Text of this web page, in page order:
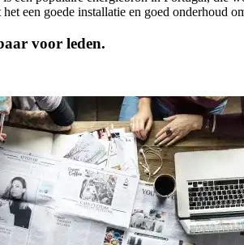
een goede installatie en goed onderhoud
voor leden.